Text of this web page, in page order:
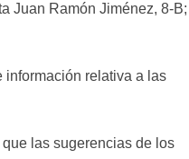
Juan Ramón Jiménez, 8-B;
información relativa a las
las sugerencias de los